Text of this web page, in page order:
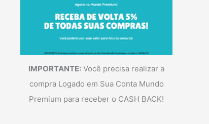
IMPORTANTE: Você precisa realizar a
compra Logado em Sua Conta Mundo
Premium para receber o CASH BACK!